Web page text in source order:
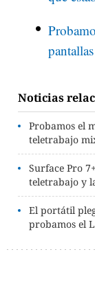
Noticias
Probamos el
teletrabajo
Surface Pro
teletrabajo y
El portátil
probamos el